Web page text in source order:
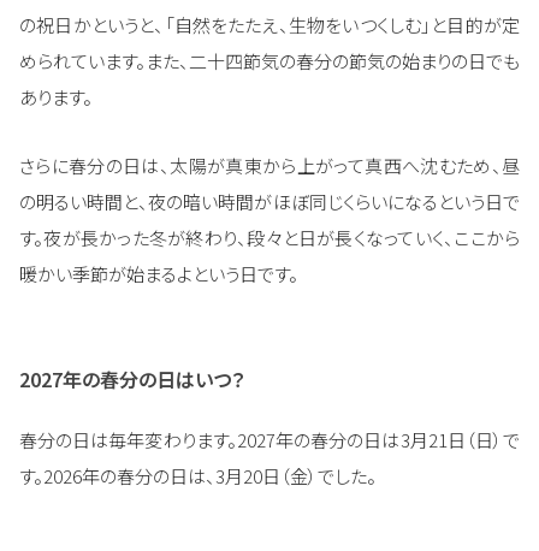
の祝日かというと、「自然をたたえ、生物をいつくしむ」と目的が定
められています。また、二十四節気の春分の節気の始まりの日でも
あります。
さらに春分の日は、太陽が真東から上がって真西へ沈むため、昼
の明るい時間と、夜の暗い時間がほぼ同じくらいになるという日で
す。夜が長かった冬が終わり、段々と日が長くなっていく、ここから
暖かい季節が始まるよという日です。
2027年の春分の日はいつ？
春分の日は毎年変わります。2027年の春分の日は3月21日（日）で
す。2026年の春分の日は、3月20日（金）でした。